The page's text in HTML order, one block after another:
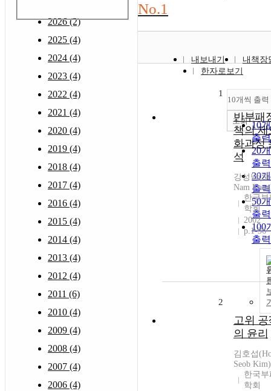
2026 (2)
2025 (4)
2024 (4)
2023 (4)
2022 (4)
2021 (4)
2020 (4)
2019 (4)
2018 (4)
2017 (4)
2016 (4)
2015 (4)
2014 (4)
2013 (4)
2012 (4)
2011 (6)
2010 (4)
2009 (4)
2008 (4)
2007 (4)
2006 (4)
No.1
내보내기
내책장
한자로보기
10개씩 출력
10
출력
20
출력
30
출력
50
출력
100
출력
조회
1
반부패
책의 제
화과정
석
강성남
Nam
한국부
학회
2002
p.1-36
2
고위 공
의 윤리
김호섭
Seob Kim)
한국부
학회